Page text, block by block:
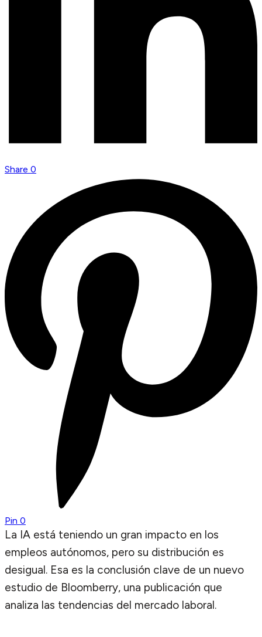
Share 0
Pin 0
La IA está teniendo un gran impacto en los
empleos autónomos, pero su distribución es
desigual. Esa es la conclusión clave de un nuevo
estudio de Bloomberry, una publicación que
analiza las tendencias del mercado laboral.